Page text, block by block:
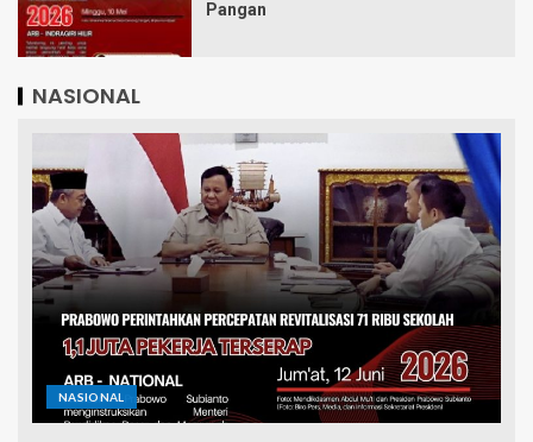
Pangan
NASIONAL
NASIONAL